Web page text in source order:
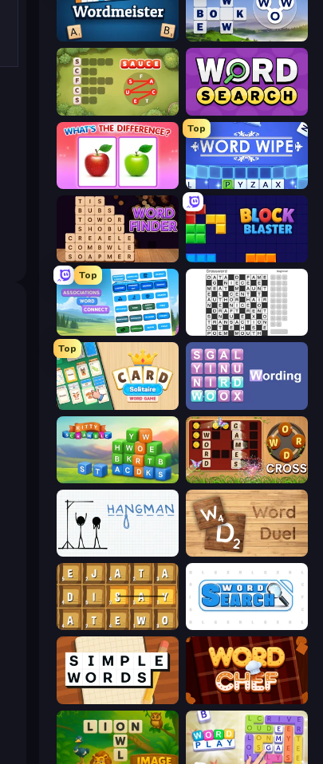
Wordmeister Words of Wonders
Crocword Daily Word Search
What's The Difference?
Top
Word Wipe
Word Finder Block Blaster
Top
Associations - Word Connect Crossword
Top
Wording
Kitty Scramble: Word Stacks Word Cross
Hangman Word Duel
Waffle Words Word Search
Simple Words Word Chef